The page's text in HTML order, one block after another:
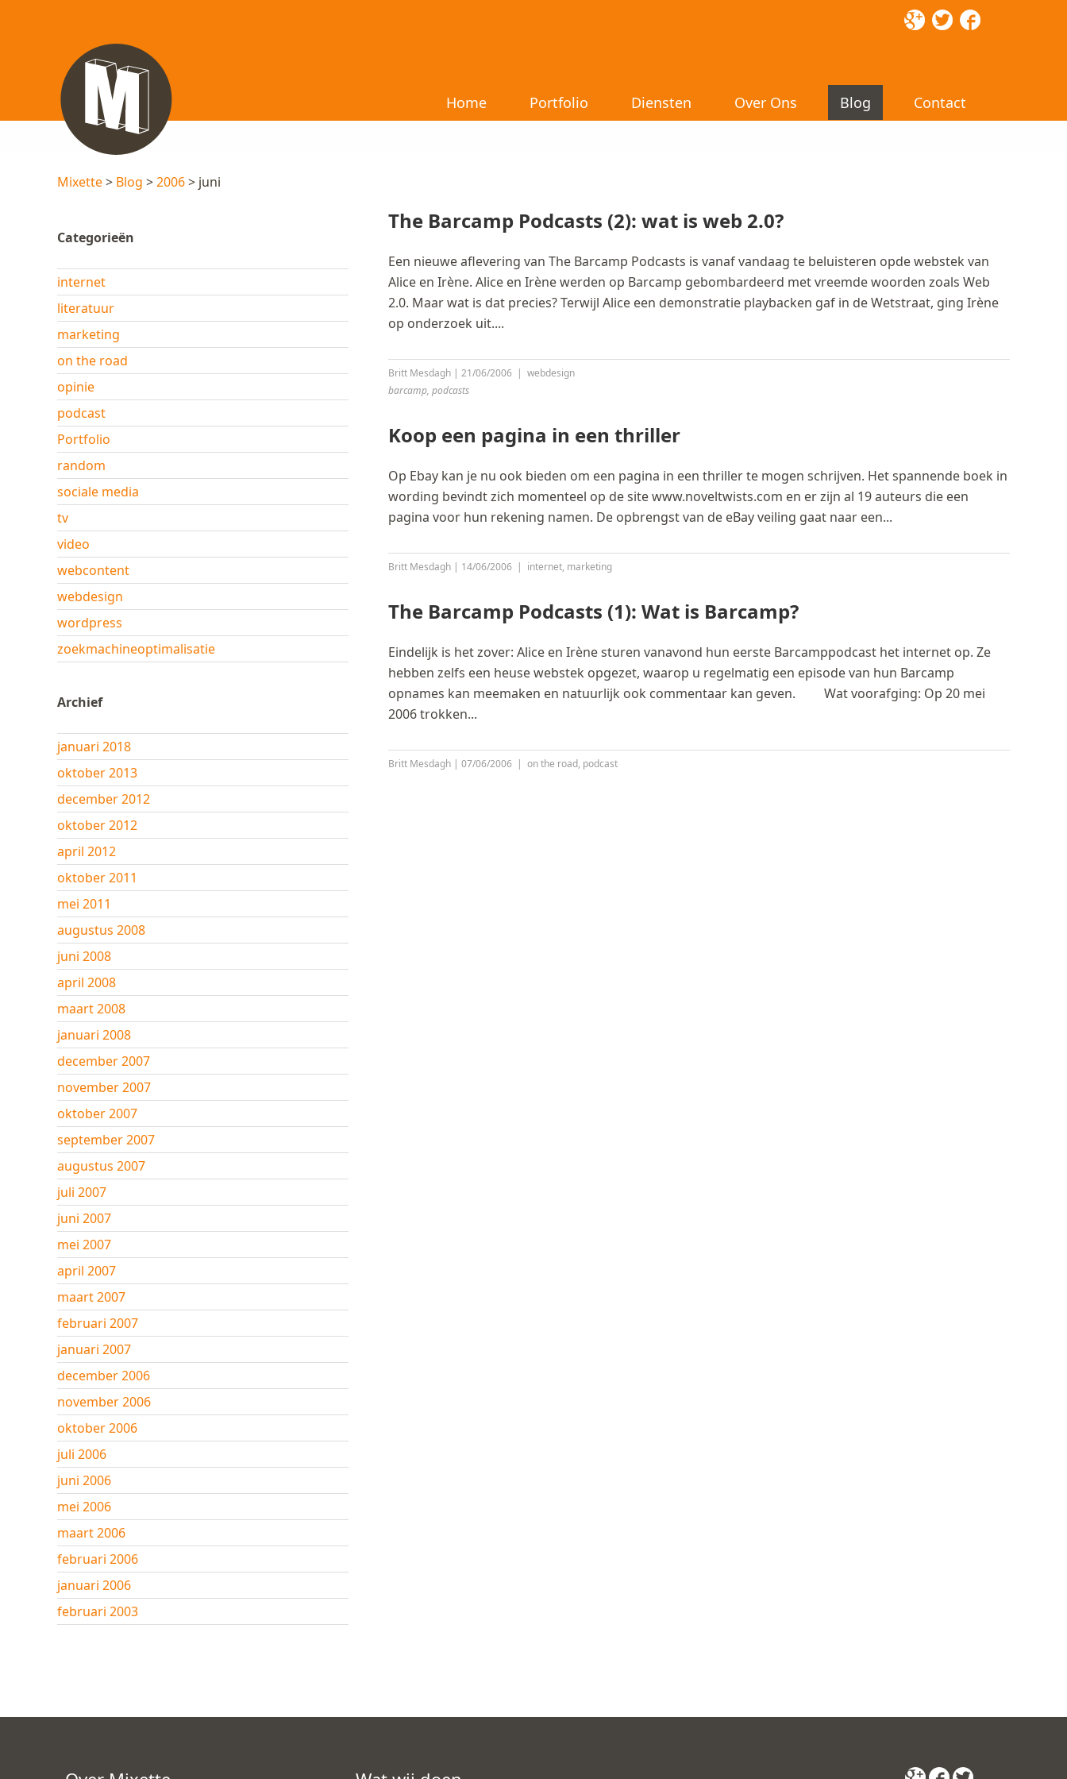
Home Portfolio Diensten Over Ons Blog Contact
Mixette> Blog >2006> juni
Categorieën
internet
literatuur
marketing
on the road
opinie
podcast
Portfolio
random
sociale media
tv
video
webcontent
webdesign
wordpress
zoekmachineoptimalisatie
Archief
januari 2018
oktober 2013
december 2012
oktober 2012
april 2012
oktober 2011
mei 2011
augustus 2008
juni 2008
april 2008
maart 2008
januari 2008
december 2007
november 2007
oktober 2007
september 2007
augustus 2007
juli 2007
juni 2007
mei 2007
april 2007
maart 2007
februari 2007
januari 2007
december 2006
november 2006
oktober 2006
juli 2006
juni 2006
mei 2006
maart 2006
februari 2006
januari 2006
februari 2003
The Barcamp Podcasts (2): wat is web 2.0?
Een nieuwe aflevering van The Barcamp Podcasts is vanaf vandaag te beluisteren opde webstek van
Alice en Irène. Alice en Irène werden op Barcamp gebombardeerd met vreemde woorden zoals Web
2.0. Maar wat is dat precies? Terwijl Alice een demonstratie playbacken gaf in de Wetstraat, ging Irène
op onderzoek uit....
Britt Mesdagh| 21/06/2006 | webdesign
barcamp, podcasts
Koop een pagina in een thriller
Op Ebay kan je nu ook bieden om een pagina in een thriller te mogen schrijven. Het spannende boek in
wording bevindt zich momenteel op de site www.noveltwists.com en er zijn al 19 auteurs die een
pagina voor hun rekening namen. De opbrengst van de eBay veiling gaat naar een...
Britt Mesdagh| 14/06/2006 | internet, marketing
The Barcamp Podcasts (1): Wat is Barcamp?
Eindelijk is het zover: Alice en Irène sturen vanavond hun eerste Barcamppodcast het internet op. Ze
hebben zelfs een heuse webstek opgezet, waarop u regelmatig een episode van hun Barcamp
opnames kan meemaken en natuurlijk ook commentaar kan geven. Wat voorafging: Op 20 mei
2006 trokken...
Britt Mesdagh| 07/06/2006 | on the road, podcast